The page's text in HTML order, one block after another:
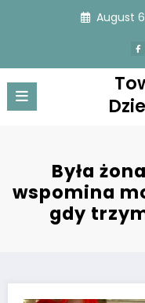
August
Była
wspomina
gdy